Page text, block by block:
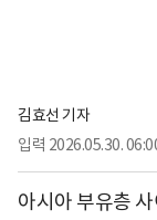
김효선 기자
입력 2026.05.30.
아시아 부유층